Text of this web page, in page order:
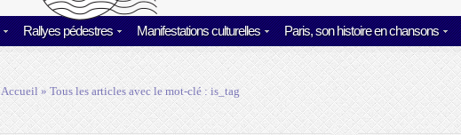
Rallyes pédestres Manifestations culturelles Paris, son histoire en chansons
Accueil» Tous les articles avec le mot-clé :is_tag